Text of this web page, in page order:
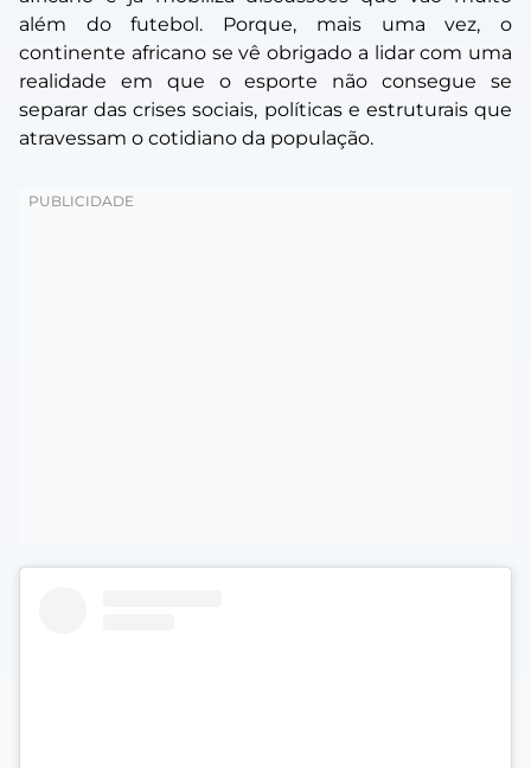
além do futebol. Porque, mais uma vez, o
continente africano se vê obrigado a lidar com uma
realidade em que o esporte não consegue se
separar das crises sociais, políticas e estruturais que
atravessam o cotidiano da população.